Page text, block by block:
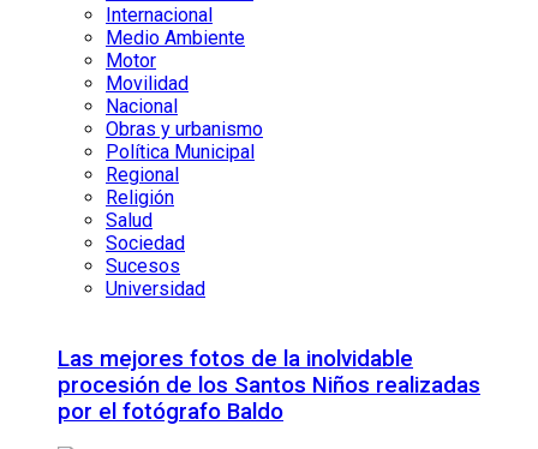
Internacional
Medio Ambiente
Motor
Movilidad
Nacional
Obras y urbanismo
Política Municipal
Regional
Religión
Salud
Sociedad
Sucesos
Universidad
Las mejores fotos de la inolvidable
procesión de los Santos Niños realizadas
por el fotógrafo Baldo